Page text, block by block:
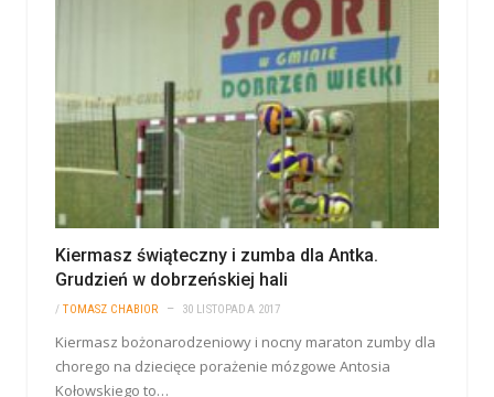
Kiermasz świąteczny i zumba dla Antka.
Grudzień w dobrzeńskiej hali
/TOMASZ CHABIOR 30 LISTOPADA 2017
Kiermasz bożonarodzeniowy i nocny maraton zumby dla
chorego na dziecięce porażenie mózgowe Antosia
Kołowskiego to…